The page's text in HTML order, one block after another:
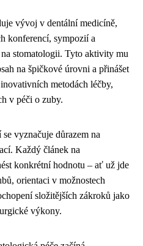
vývoj v dentální medicíně,
konferencí, sympozií a
stomatologii. Tyto aktivity mu
na špičkové úrovni a přinášet
metodách léčby,
v péči o zuby.
vyznačuje důrazem na
Každý článek na
konkrétní hodnotu – ať už jde
orientaci v možnostech
složitějších zákroků jako
výkony.